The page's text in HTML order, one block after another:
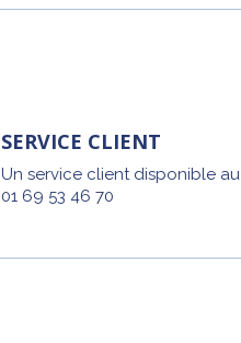
SERVICE CLIENT
Un service client disponible au
01 69 53 46 70